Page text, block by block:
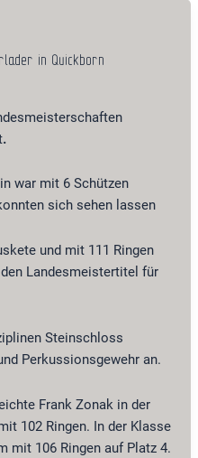
in Quickborn
.
war mit 6 Schützen
sich sehen lassen
und mit 111 Ringen
Landesmeistertitel für
Steinschloss
Perkussionsgewehr an.
Frank Zonak in der
102 Ringen. In der Klasse
mit 106 Ringen auf Platz 4.